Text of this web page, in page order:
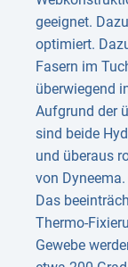
geeignet.
optimiert.
Fasern im
überwiegend
Aufgrund der
sind beide
und überaus
von
Das
Thermo-
Gewebe